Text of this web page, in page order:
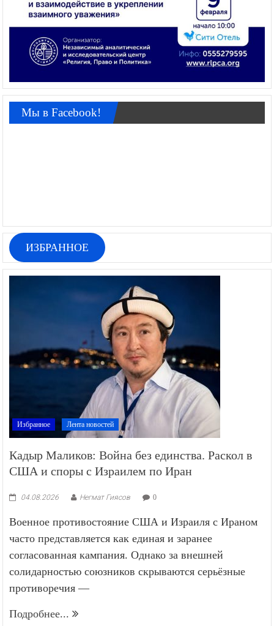
Мы в Facebook!
ИЗБРАННОЕ
Избранное Лента новостей
Кадыр Маликов: Война без единства. Раскол в
США и споры с Израилем по Иран
04.08.2026 Негмат Гиясов 0
Военное противостояние США и Израиля с Ираном
часто представляется как единая и заранее
согласованная кампания. Однако за внешней
солидарностью союзников скрываются серьёзные
противоречия —
Подробнее...